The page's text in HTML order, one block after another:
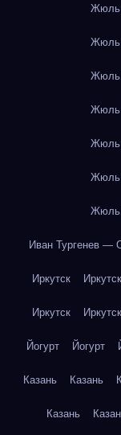
Жюль
Жюль
Жюль
Жюль
Жюль
Жюль
Жюль
Иван Тургенев —
Иркутск Иркутск
Иркутск Иркутск
Йогурт Йогурт
Казань Казань
Казань